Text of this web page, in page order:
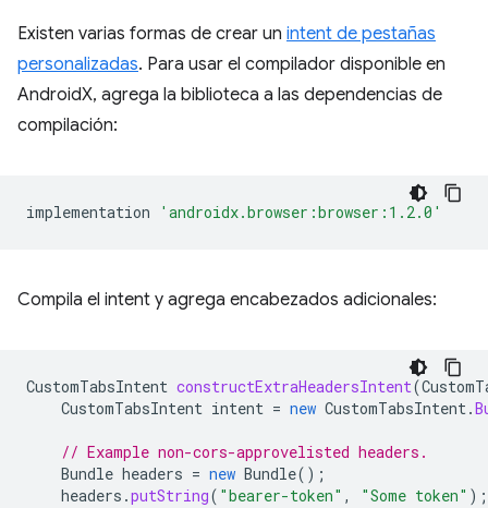
Existen varias formas de crear un intent de pestañas
personalizadas. Para usar el compilador disponible en
AndroidX, agrega la biblioteca a las dependencias de
compilación:
implementation 'androidx.browser:browser:1.2.0'
Compila el intent y agrega encabezados adicionales:
CustomTabsIntent constructExtraHeadersIntent(
CustomTabsIntent intent = new CustomTabsIntent.
// Example non-cors-approvelisted headers.
Bundle headers = new Bundle();
headers .putString( "bearer-token" , "Some token" );